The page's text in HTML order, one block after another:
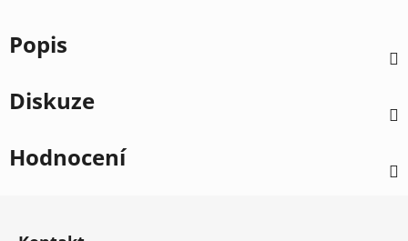
Popis
Diskuze
Hodnocení